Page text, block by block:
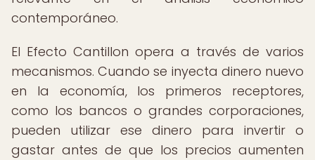
contemporáneo.
El Efecto Cantillon opera a través de varios
mecanismos. Cuando se inyecta dinero nuevo
en la economía, los primeros receptores,
como los bancos o grandes corporaciones,
pueden utilizar ese dinero para invertir o
gastar antes de que los precios aumenten